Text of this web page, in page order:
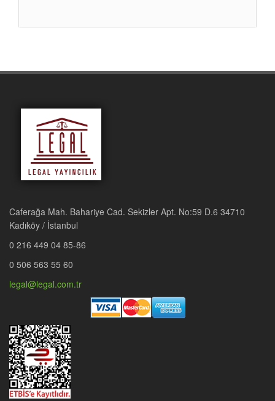
Caferağa Mah. Bahariye Cad. Sekizler Apt. No:59 D.6 34710
Kadıköy / İstanbul
0 216 449 04 85-86
0 506 563 55 60
legal@legal.com.tr